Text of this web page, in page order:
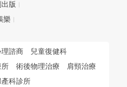
版
樂
理諮商
兒童復健科
所 術後物理治療
肩頸治療
產科診所